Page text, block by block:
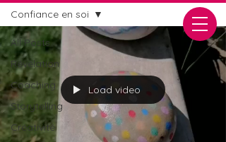
All Posts
Révélation
Coaching
Storytelling
Créativité
Confiance en soi
Load video